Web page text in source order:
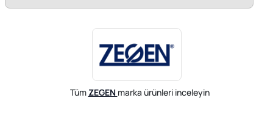
TümZEGEN marka ürünleri inceleyin